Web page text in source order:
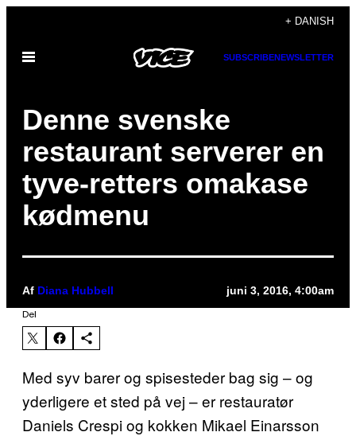
indhold
+ DANISH
Åbn
SUBSCRIBENEWSLETTER
Denne svenske
restaurant serverer en
tyve-retters omakase
kødmenu
Af Diana Hubbell juni 3, 2016, 4:00am
Del
Med syv barer og spisesteder bag sig – og
yderligere et sted på vej – er restauratør
Daniels Crespi og kokken Mikael Einarsson